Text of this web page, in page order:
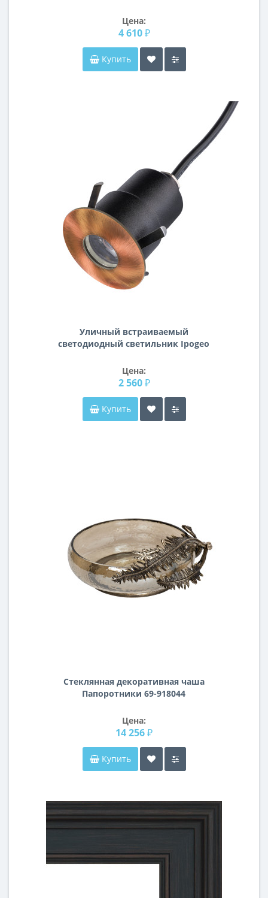
Цена:
4 610 ₽
Купить
Уличный встраиваемый
светодиодный светильник Ipogeo
Цена:
2 560 ₽
Купить
Стеклянная декоративная чаша
Папоротники 69-918044
Цена:
14 256 ₽
Купить